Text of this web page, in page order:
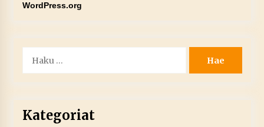
WordPress.org
Kategoriat